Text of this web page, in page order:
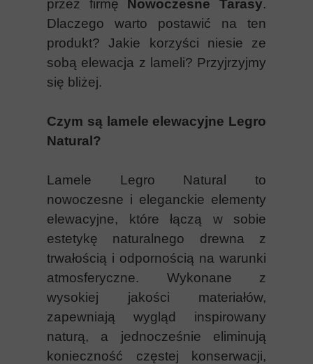
przez firmę Nowoczesne Tarasy.
Dlaczego warto postawić na ten
produkt? Jakie korzyści niesie ze
sobą elewacja z lameli? Przyjrzyjmy
się bliżej.
Czym są lamele elewacyjne Legro
Natural?
Lamele Legro Natural to
nowoczesne i eleganckie elementy
elewacyjne, które łączą w sobie
estetykę naturalnego drewna z
trwałością i odpornością na warunki
atmosferyczne. Wykonane z
wysokiej jakości materiałów,
zapewniają wygląd inspirowany
naturą, a jednocześnie eliminują
konieczność częstej konserwacji,